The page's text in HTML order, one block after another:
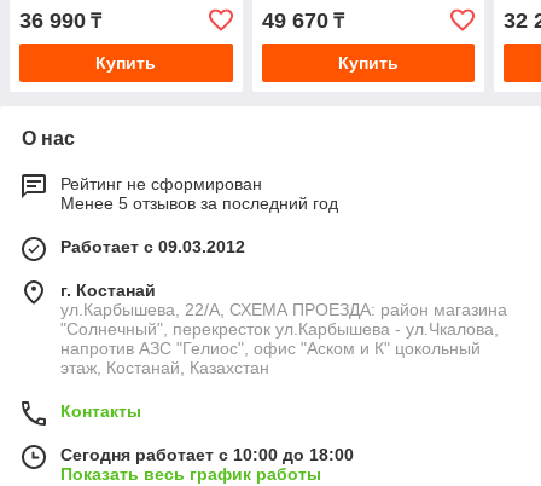
36 990 ₸
Купить
49 670₸
Купить
32
О нас
Рейтинг не сформирован
Менее 5 отзывов за последний год
Работает с 09.03.2012
г. Костанай
ул.Карбышева, 22/А, СХЕМА ПРОЕЗДА: район магазина
"Солнечный", перекресток ул.Карбышева - ул.Чкалова,
напротив АЗС "Гелиос", офис "Аском и К" цокольный
этаж, Костанай, Казахстан
Контакты
Сегодня работает с 10:00 до 18:00
Показать весь график работы